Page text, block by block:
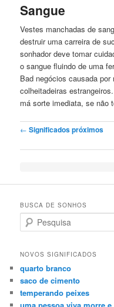
Sangue
Vestes manchadas de
destruir uma carreira de
sonhador deve tomar
o sangue fluindo de uma
Bad negócios causada
colheitadeiras
má sorte imediata, se não
Post navigation
← Significados próximos
BUSCA DE SONHOS
Search
NOVOS SIGNIFICADOS
quarto branco
saco de cimento
temperando peixes